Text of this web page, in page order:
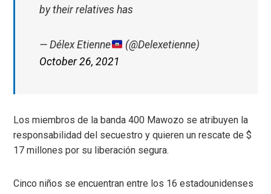
by their relatives has
— Délex Etienne
(@Delexetienne)
October 26, 2021
Los miembros de la banda 400 Mawozo se atribuyen la
responsabilidad del secuestro y quieren un rescate de $
17 millones por su liberación segura.
Cinco niños se encuentran entre los 16 estadounidenses